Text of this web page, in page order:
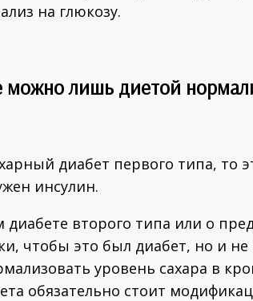
на глюкозу.
лишь диетой
диабет первого типа, то
инсулин.
диабете второго типа или о
чтобы это был диабет, но и не
уровень сахара в
обязательно стоит